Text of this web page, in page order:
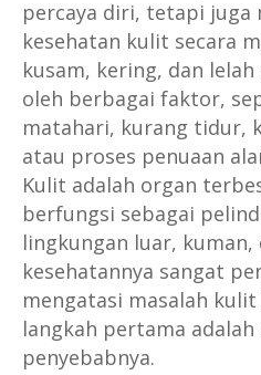
percaya diri, tetapi
kesehatan kulit secara
kusam, kering, dan
oleh berbagai faktor,
matahari, kurang tidur,
atau proses penuaan
Kulit adalah organ
berfungsi sebagai
lingkungan luar,
kesehatannya sangat
mengatasi masalah
langkah pertama
penyebabnya.